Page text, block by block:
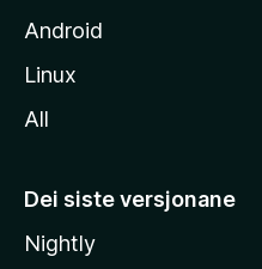
Android
Linux
All
Dei siste versjonane
Nightly